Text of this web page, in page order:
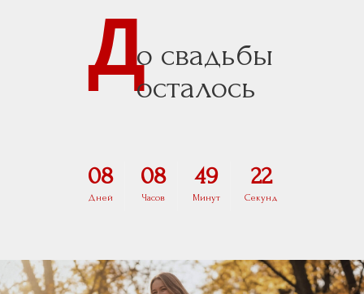
До свадьбы
осталось
08
Дней
08
Часов
49
Минут
21
Секунд